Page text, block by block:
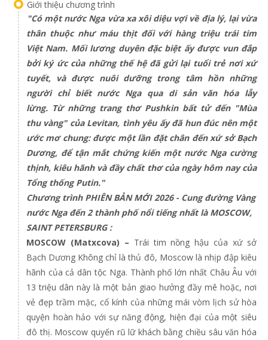
Giới thiệu chương trình
"Có một nước Nga vừa xa xôi diệu vợi về địa lý, lại vừa
thân thuộc như máu thịt đối với hàng triệu trái tim
Việt Nam. Mối lương duyên đặc biệt ấy được vun đắp
bởi ký ức của những thế hệ đã gửi lại tuổi trẻ nơi xứ
tuyết, và được nuôi dưỡng trong tâm hồn những
người chỉ biết nước Nga qua di sản văn hóa lẫy
lừng. Từ những trang thơ Pushkin bất tử đến "Mùa
thu vàng" của Levitan, tình yêu ấy đã hun đúc nên một
ước mơ chung: được một lần đặt chân đến xứ sở Bạch
Dương, để tận mắt chứng kiến một nước Nga cường
thịnh, kiêu hãnh và đầy chất thơ của ngày hôm nay của
Tổng thống Putin."
Chương trình PHIÊN BẢN MỚI 2026 - Cung đường Vàng
nước Nga đến 2 thành phố nổi tiếng nhất là MOSCOW,
SAINT PETERSBURG :
MOSCOW (Matxcova) – Trái tim nồng hậu của xứ sở
Bạch Dương Không chỉ là thủ đô, Moscow là nhịp đập kiêu
hãnh của cả dân tộc Nga. Thành phố lớn nhất Châu Âu với
13 triệu dân này là một bản giao hưởng đầy mê hoặc, nơi
vẻ đẹp trầm mặc, cổ kính của những mái vòm lịch sử hòa
quyện hoàn hảo với sự năng động, hiện đại của một siêu
đô thị. Moscow quyến rũ lữ khách bằng chiều sâu văn hóa